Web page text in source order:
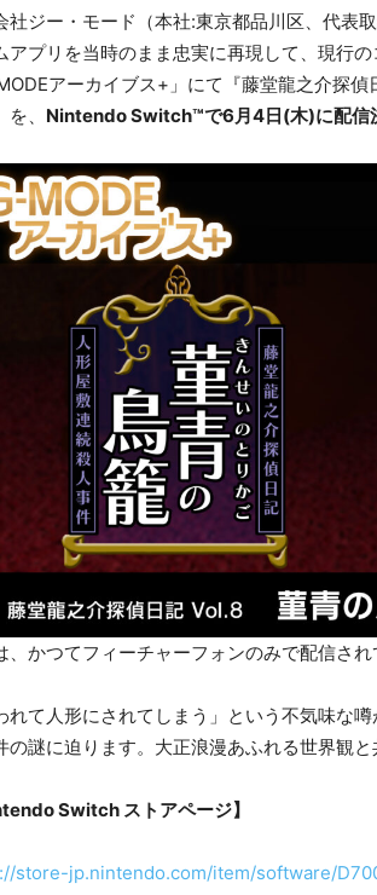
社ジー・モード（本社:東京都品川区、代表
アプリを当時のまま忠実に再現して、現行
アーカイブス+」にて『藤堂龍之介探
を、 Nintendo Switch™で6月4日(木)に配信
、かつてフィーチャーフォンのみで配信され
れて人形にされてしまう」という不気味な
の謎に迫ります。大正浪漫あふれる世界観と
Switch ストアページ】
store-jp.nintendo.com/item/software/